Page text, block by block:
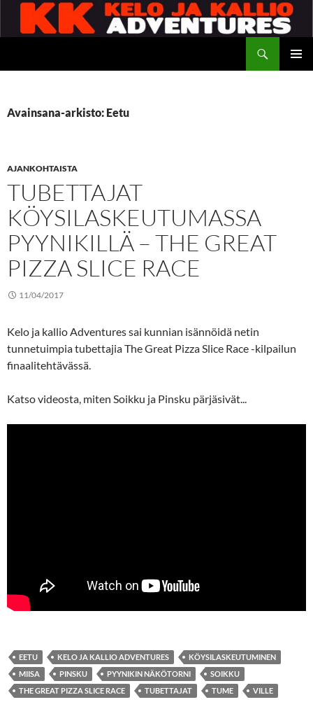
Siirry
sisältöön
Avainsana-arkisto: Eetu
AJANKOHTAISTA
TUBETTAJAT
KÖYSILASKEUTUMASSA
PYYNIKILLÄ – THE GREAT
PIZZA SLICE RACE
11/04/2017
Kelo ja kallio Adventures sai kunnian isännöidä netin
tunnetuimpia tubettajia The Great Pizza Slice Race -kilpailun
finaalitehtävässä.
Katso videosta, miten Soikku ja Pinsku pärjäsivät...
EETU KELO JA KALLIO ADVENTURES
KÖYSILASKEUTUMINEN
MIISA
PINSKU PYYNIKIN NÄKÖTORNI
SOIKKU
THE GREAT PIZZA SLICE RACE
TUBETTAJAT TUME VILLE